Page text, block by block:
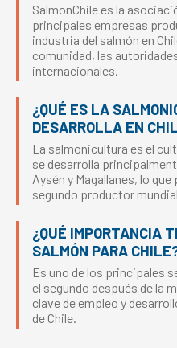
SalmonChile es la
principales empresas
industria del salmón en
comunidad, las
internacionales.
¿QUÉ ES LA
DESARROLLA EN
La salmonicultura es el
se desarrolla
Aysén y Magallanes, lo
segundo productor
¿QUÉ IMPORTANCIA
SALMÓN PARA
Es uno de los principales
el segundo después de la
clave de empleo y
de Chile.